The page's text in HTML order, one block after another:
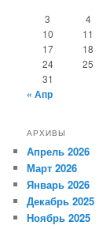
3
4
10
11
17
18
24
25
31
« Апр
АРХИВЫ
Апрель 2026
Март 2026
Январь 2026
Декабрь 2025
Ноябрь 2025